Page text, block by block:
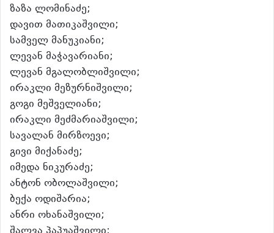
ზაზა ლომინაძე;
დავით მათიკაშვილი;
​სამველ მანუკიანი;
ლევან მაჭავარიანი;
ლევან მგალობლიშვილი;
ირაკლი მეზურნიშვილი;
გოგი მეშველიანი;
ირაკლი მეძმარიაშვილი;
სავალან მირზოევი;
გივი მიქანაძე;
იმედა ნიკურაძე;
ანტონ ობოლაშვილი;
ბექა ოდიშარია;
ანრი ოხანაშვილი;